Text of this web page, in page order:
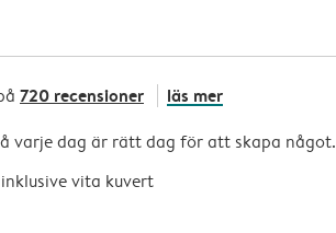
720 recensioner läs mer
varje dag är rätt dag för att skapa något.
vita kuvert